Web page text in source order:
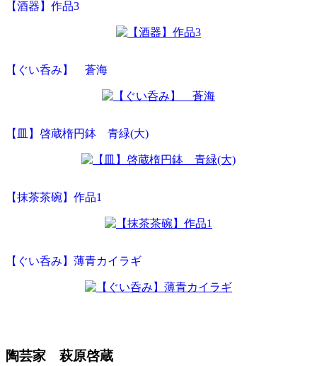
【酒器】作品3
【ぐい呑み】 蒼海
【皿】啓蔵楕円鉢 青緑(大)
【抹茶茶碗】作品1
【ぐい呑み】薄青カイラギ
陶芸家 萩原啓蔵